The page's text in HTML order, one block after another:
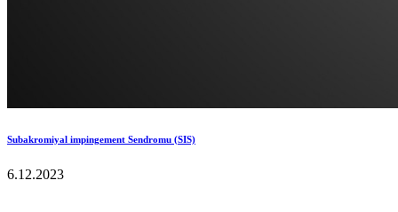
Subakromiyal impingement Sendromu (SIS)
6.12.2023